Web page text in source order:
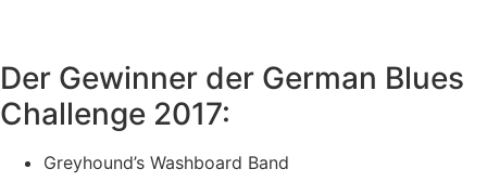
Der Gewinner der German Blues
Challenge 2017:
Greyhound’s Washboard Band